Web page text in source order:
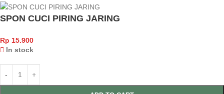
SPON CUCI PIRING JARING
Rp 15.900
In stock